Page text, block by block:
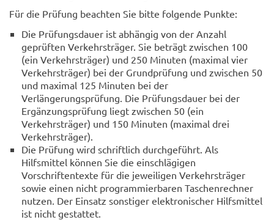
Für die Prüfung beachten Sie bitte folgende Punkte:
Die Prüfungsdauer ist abhängig von der Anzahl
geprüften Verkehrsträger. Sie beträgt zwischen 100
(ein Verkehrsträger) und 250 Minuten (maximal vier
Verkehrsträger) bei der Grundprüfung und zwischen 50
und maximal 125 Minuten bei der
Verlängerungsprüfung. Die Prüfungsdauer bei der
Ergänzungsprüfung liegt zwischen 50 (ein
Verkehrsträger) und 150 Minuten (maximal drei
Verkehrsträger).
Die Prüfung wird schriftlich durchgeführt. Als
Hilfsmittel können Sie die einschlägigen
Vorschriftentexte für die jeweiligen Verkehrsträger
sowie einen nicht programmierbaren Taschenrechner
nutzen. Der Einsatz sonstiger elektronischer Hilfsmittel
ist nicht gestattet.